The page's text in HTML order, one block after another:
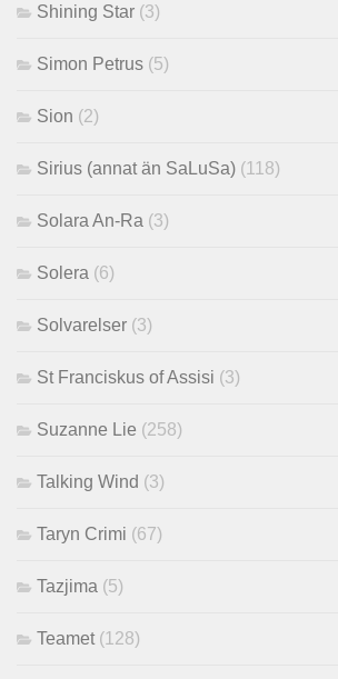
Shining Star (3)
Simon Petrus (5)
Sion (2)
Sirius (annat än SaLuSa) (118)
Solara An-Ra (3)
Solera (6)
Solvarelser (3)
St Franciskus of Assisi (3)
Suzanne Lie (258)
Talking Wind (3)
Taryn Crimi (67)
Tazjima (5)
Teamet (128)